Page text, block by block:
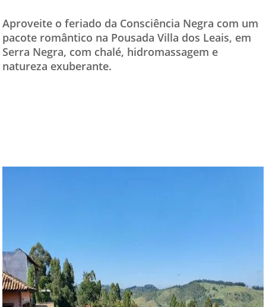
Aproveite o feriado da Consciência Negra com um
pacote romântico na Pousada Villa dos Leais, em
Serra Negra, com chalé, hidromassagem e
natureza exuberante.